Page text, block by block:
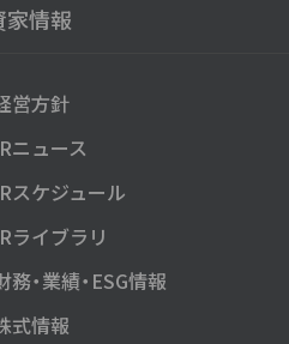
家情報
営方針
ニュース
スケジュール
ライブラリ
務・業績・ESG情報
式情報